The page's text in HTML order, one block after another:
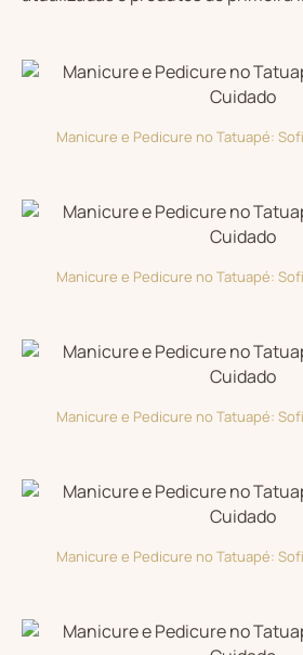
Manicure e Pedicure no Tatuapé:
Manicure e Pedicure no Tatuapé:
Manicure e Pedicure no Tatuapé:
Manicure e Pedicure no Tatuapé: